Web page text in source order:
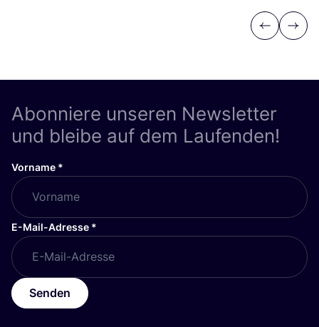
Previous
Next
Abonniere unseren Newsletter
und bleibe auf dem Laufenden!
Vorname *
E-Mail-Adresse *
Senden